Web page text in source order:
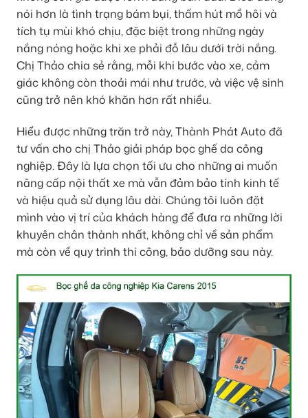
nói hơn là tình trạng bám bụi, thấm hút mồ hôi và
tích tụ mùi khó chịu, đặc biệt trong những ngày
nắng nóng hoặc khi xe phải đỗ lâu dưới trời nắng.
Chị Thảo chia sẻ rằng, mỗi khi bước vào xe, cảm
giác không còn thoải mái như trước, và việc vệ sinh
cũng trở nên khó khăn hơn rất nhiều.
Hiểu được những trăn trở này, Thành Phát Auto đã
tư vấn cho chị Thảo giải pháp bọc ghế da công
nghiệp. Đây là lựa chọn tối ưu cho những ai muốn
nâng cấp nội thất xe mà vẫn đảm bảo tính kinh tế
và hiệu quả sử dụng lâu dài. Chúng tôi luôn đặt
mình vào vị trí của khách hàng để đưa ra những lời
khuyên chân thành nhất, không chỉ về sản phẩm
mà còn về quy trình thi công, bảo dưỡng sau này.